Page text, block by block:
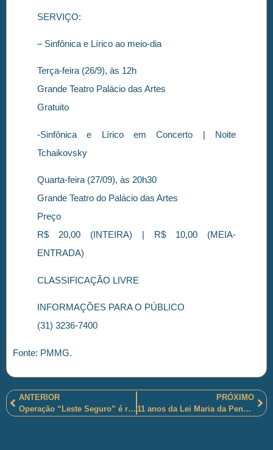
SERVIÇO:
– Sinfônica e Lírico ao meio-dia
Terça-feira (26/9), às 12h
Grande Teatro Palácio das Artes
Gratuito
-Sinfônica e Lírico em Concerto | Noite
Tchaikovsky
Quarta-feira (27/09), às 20h30
Grande Teatro do Palácio das Artes
Preço
R$ 20,00 (INTEIRA) | R$ 10,00 (MEIA-
ENTRADA)
CLASSIFICAÇÃO LIVRE
INFORMAÇÕES PARA O PÚBLICO
(31) 3236-7400
Fonte: PMMG.
ANTERIOR
Operação “Leste Seguro” é realizada por policiais brasilienses
PRÓXIMO
11 anos da Lei Maria da Penha foram comemorados pelo(a)s policiais militares sul-rio-grandenses da Patrulha Maria da Penha